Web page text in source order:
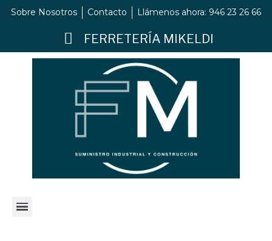
Sobre Nosotros Contacto Llámenos ahora: 946 23 26 66
FERRETERÍA MIKELDI